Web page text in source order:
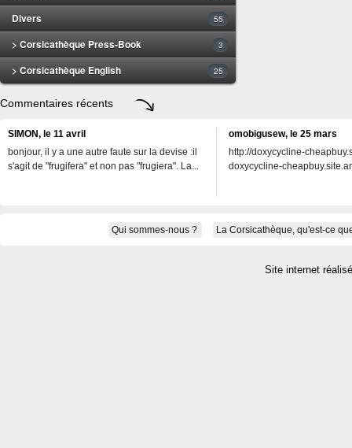
Divers 55
> Corsicathèque Press-Book 3
> Corsicathèque English 25
Commentaires récents
SIMON, le 11 avril
bonjour, il y a une autre faute sur la devise :il
s'agit de "frugifera" et non pas "frugiera". La...
omobigusew, le 25 mars
http://doxycycline-
doxycycline-
Qui sommes-nous ? La Corsicathèque, qu'est-ce
Site internet